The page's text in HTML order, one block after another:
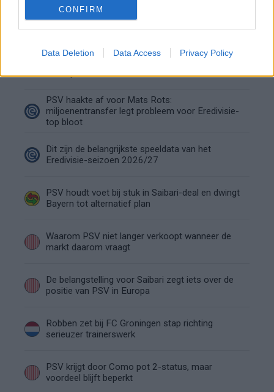
CONFIRM
Data Deletion Data Access Privacy Policy
Buitenlandse interesse groeit rond Ryan
Flamingo
is het plan van de Eredivisie
PSV haakte af voor Mats Rots:
miljoenentransfer legt probleem voor Eredivisie-
top bloot
Dit zijn de belangrijkste speeldata van het
Eredivisie-seizoen 2026/27
PSV houdt voet bij stuk in Saibari-deal en dwingt
Bayern tot alternatief plan
Waarom PSV niet langer verkoopt wanneer de
markt daarom vraagt
De belangstelling voor Saibari zegt iets over de
positie van PSV in Europa
Robben zet bij FC Groningen stap richting
serieuzer trainerswerk
PSV krijgt door Como pot 2-status, maar
voordeel blijft beperkt